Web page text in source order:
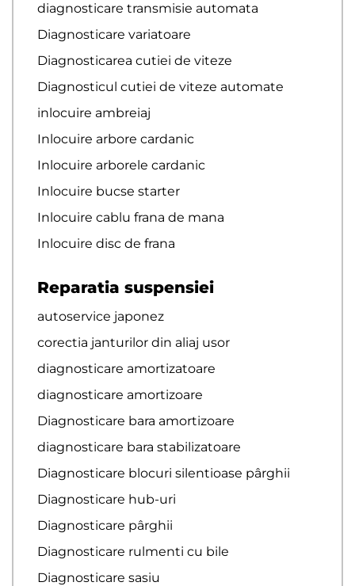
diagnosticare transmisie automata
Diagnosticare variatoare
Diagnosticarea cutiei de viteze
Diagnosticul cutiei de viteze automate
inlocuire ambreiaj
Inlocuire arbore cardanic
Inlocuire arborele cardanic
Inlocuire bucse starter
Inlocuire cablu frana de mana
Inlocuire disc de frana
Reparatia suspensiei
autoservice japonez
corectia janturilor din aliaj usor
diagnosticare amortizatoare
diagnosticare amortizoare
Diagnosticare bara amortizoare
diagnosticare bara stabilizatoare
Diagnosticare blocuri silentioase pârghii
Diagnosticare hub-uri
Diagnosticare pârghii
Diagnosticare rulmenti cu bile
Diagnosticare sasiu